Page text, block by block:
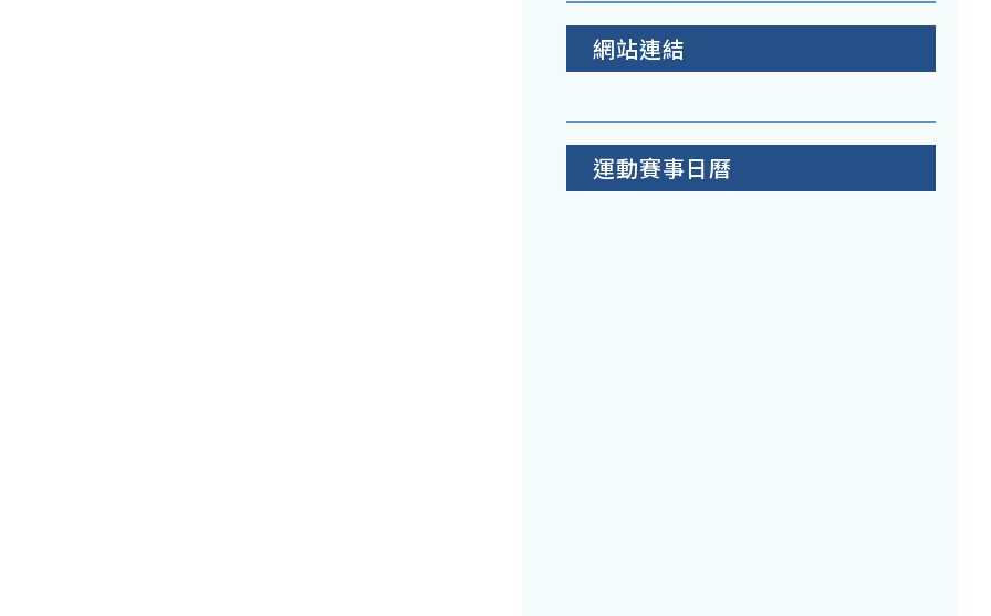
網站連結
運動賽事日曆